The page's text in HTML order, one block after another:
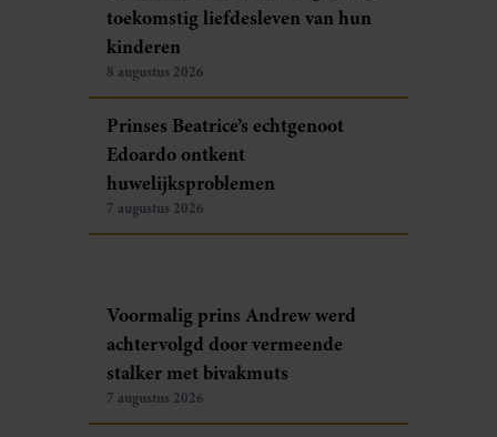
toekomstig liefdesleven van hun
kinderen
8 augustus 2026
Prinses Beatrice’s echtgenoot
Edoardo ontkent
huwelijksproblemen
7 augustus 2026
Voormalig prins Andrew werd
achtervolgd door vermeende
stalker met bivakmuts
7 augustus 2026